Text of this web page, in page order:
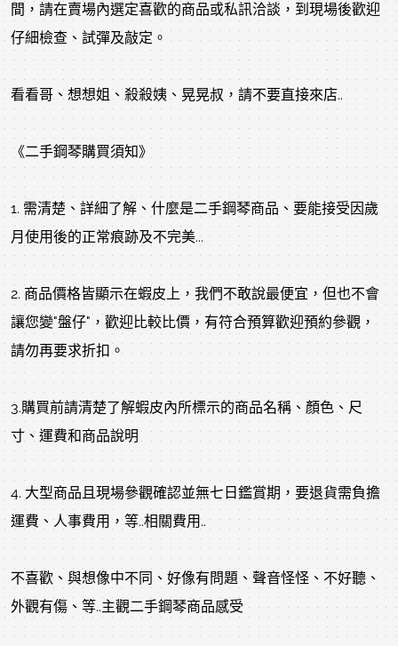
間，請在賣場內選定喜歡的商品或私訊洽談，到現場後歡迎
仔細檢查、試彈及敲定。
看看哥、想想姐、殺殺姨、晃晃叔，請不要直接來店..
《二手鋼琴購買須知》
1. 需清楚、詳細了解、什麼是二手鋼琴商品、要能接受因歲
月使用後的正常痕跡及不完美...
2. 商品價格皆顯示在蝦皮上，我們不敢說最便宜，但也不會
讓您變"盤仔"，歡迎比較比價，有符合預算歡迎預約參觀，
請勿再要求折扣。
3.購買前請清楚了解蝦皮內所標示的商品名稱、顏色、尺
寸、運費和商品說明
4. 大型商品且現場參觀確認並無七日鑑賞期，要退貨需負擔
運費、人事費用，等..相關費用..
不喜歡、與想像中不同、好像有問題、聲音怪怪、不好聽、
外觀有傷、等..主觀二手鋼琴商品感受